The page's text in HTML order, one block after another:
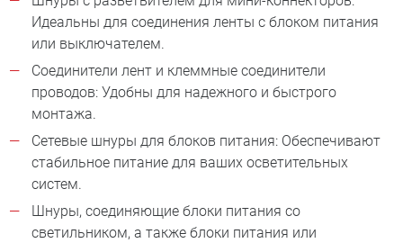
Идеальны для соединения ленты с блоком питания
или выключателем.
Соединители лент и клеммные соединители
проводов: Удобны для надежного и быстрого
монтажа.
Сетевые шнуры для блоков питания: Обеспечивают
стабильное питание для ваших осветительных
систем.
Шнуры, соединяющие блоки питания со
светильником, а также блоки питания или